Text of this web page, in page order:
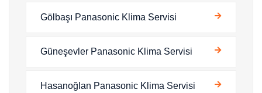
Gölbaşı Panasonic Klima Servisi
Güneşevler Panasonic Klima Servisi
Hasanoğlan Panasonic Klima Servisi